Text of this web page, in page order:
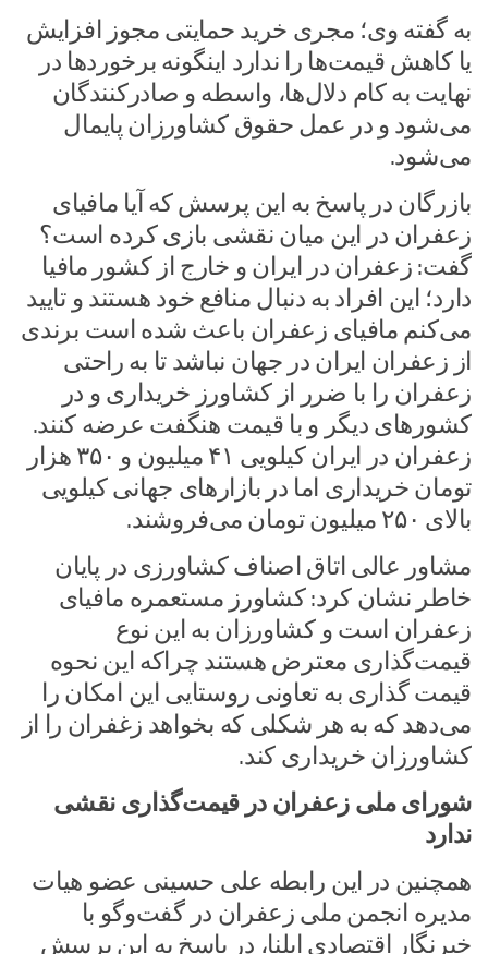
به گفته وی؛ مجری خرید حمایتی مجوز افزایش
یا کاهش قیمت‌ها را ندارد اینگونه برخوردها در
نهایت به کام دلال‌ها، واسطه و صادرکنندگان
می‌شود و در عمل حقوق کشاورزان پایمال
می‌شود.
بازرگان در پاسخ به این پرسش که آیا مافیای
زعفران در این میان نقشی بازی کرده است؟
گفت: زعفران در ایران و خارج از کشور مافیا
دارد؛ این افراد به دنبال منافع خود هستند و تایید
می‌کنم مافیای زعفران باعث شده است برندی
از زعفران ایران در جهان نباشد تا به راحتی
زعفران را با ضرر از کشاورز خریداری و در
کشورهای دیگر و با قیمت‌ هنگفت عرضه کنند.
زعفران در ایران کیلویی ۴۱ میلیون و ۳۵۰ هزار
تومان خریداری اما در بازارهای جهانی کیلویی
بالای ۲۵۰ میلیون تومان می‌فروشند.
مشاور عالی اتاق اصناف کشاورزی در پایان
خاطر نشان کرد: کشاورز مستعمره مافیای
زعفران است و کشاورزان به این نوع
قیمت‌گذاری معترض هستند چراکه این نحوه
قیمت گذاری به تعاونی روستایی این امکان را
می‌دهد که به هر شکلی که بخواهد زغفران را از
کشاورزان خریداری کند.
شورای ملی زعفران در قیمت‌گذاری نقشی
ندارد
همچنین در این رابطه علی حسینی عضو هیات
مدیره انجمن ملی زعفران در گفت‌وگو با
خبرنگار اقتصادی ایلنا، در پاسخ به این پرسش